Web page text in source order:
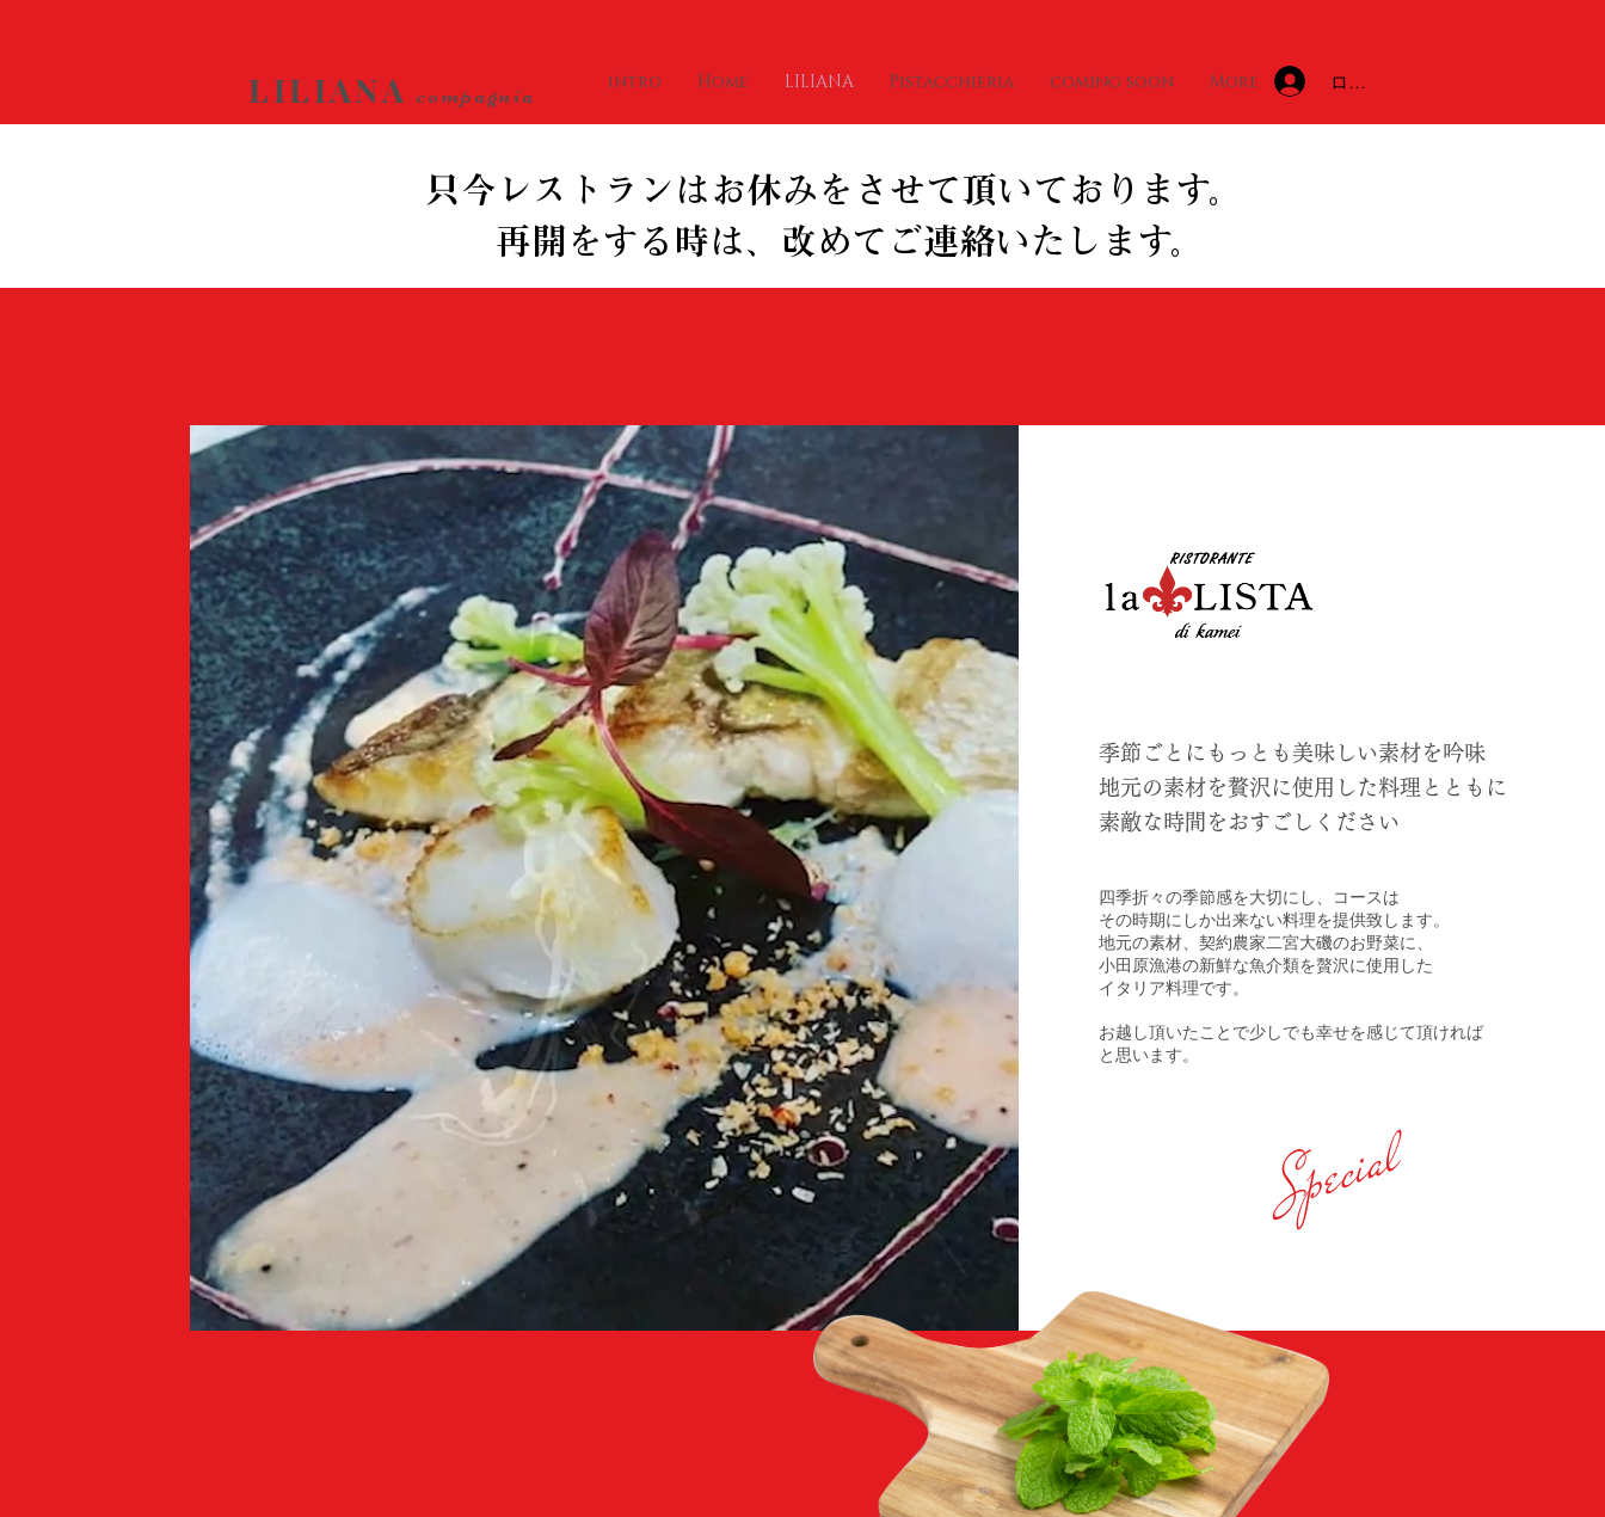
LILIANA compagnia intro Home LILIANA Pistacchieria coming soon More ログイン
只今レストランはお休みをさせて頂いております。
再開をする時は、改めてご連絡いたします。
季節ごとにもっとも美味しい素材を吟味
地元の素材を贅沢に使用した料理とともに
素敵な時間をおすごしください
四季折々の季節感を大切にし、コースは
その時期にしか出来ない料理を提供致します。
地元の素材、契約農家二宮大磯のお野菜に、
小田原漁港の新鮮な魚介類を贅沢に使用した
イタリア料理です。
お越し頂いたことで少しでも幸せを感じて頂ければ
と思います。
Special